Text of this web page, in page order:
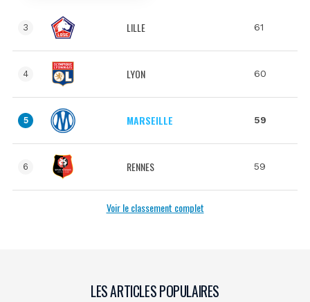
3 LILLE 61
4 LYON 60
5 MARSEILLE 59
6 RENNES 59
Voir le classement complet
LES ARTICLES POPULAIRES